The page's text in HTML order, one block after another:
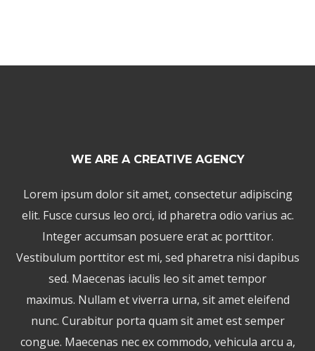
WE ARE A CREATIVE AGENCY
Lorem ipsum dolor sit amet, consectetur adipiscing
elit. Fusce cursus leo orci, id pharetra odio varius ac.
Integer accumsan posuere erat ac porttitor.
Vestibulum porttitor est mi, sed pharetra nisi dapibus
sed. Maecenas iaculis leo sit amet tempor
maximus. Nullam et viverra urna, sit amet eleifend
nunc. Curabitur porta quam sit amet est semper
congue. Maecenas nec ex commodo, vehicula arcu a,